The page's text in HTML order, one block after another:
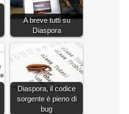
A breve tutti su
Diaspora
Diaspora, il codice
sorgente è pieno di
bug